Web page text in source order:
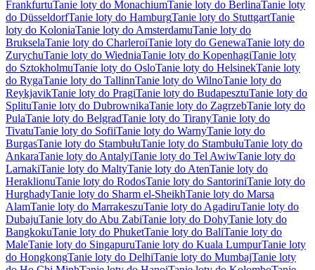
FrankfurtuTanie loty do MonachiumTanie loty do BerlinaTanie loty
do DüsseldorfTanie loty do HamburgTanie loty do StuttgartTanie
loty do KoloniaTanie loty do AmsterdamuTanie loty do
BrukselaTanie loty do CharleroiTanie loty do GenewaTanie loty do
ZurychuTanie loty do WiedniaTanie loty do KopenhagiTanie loty
do SztokholmuTanie loty do OsloTanie loty do HelsinekTanie loty
do RygaTanie loty do TallinnTanie loty do WilnoTanie loty do
ReykjavikTanie loty do PragiTanie loty do BudapesztuTanie loty do
SplituTanie loty do DubrownikaTanie loty do ZagrzebTanie loty do
PulaTanie loty do BelgradTanie loty do TiranyTanie loty do
TivatuTanie loty do SofiiTanie loty do WarnyTanie loty do
BurgasTanie loty do StambułuTanie loty do StambułuTanie loty do
AnkaraTanie loty do AntalyiTanie loty do Tel AwiwTanie loty do
LarnakiTanie loty do MaltyTanie loty do AtenTanie loty do
HeraklionuTanie loty do RodosTanie loty do SantoriniTanie loty do
HurghadyTanie loty do Sharm el-SheikhTanie loty do Marsa
AlamTanie loty do MarrakeszuTanie loty do AgadiruTanie loty do
DubajuTanie loty do Abu ZabiTanie loty do DohyTanie loty do
BangkokuTanie loty do PhuketTanie loty do BaliTanie loty do
MaleTanie loty do SingapuruTanie loty do Kuala LumpurTanie loty
do HongkongTanie loty do DelhiTanie loty do MumbajTanie loty